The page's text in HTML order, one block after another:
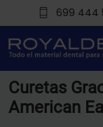
699 444
Curetas
American